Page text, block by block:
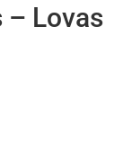
– Lovas